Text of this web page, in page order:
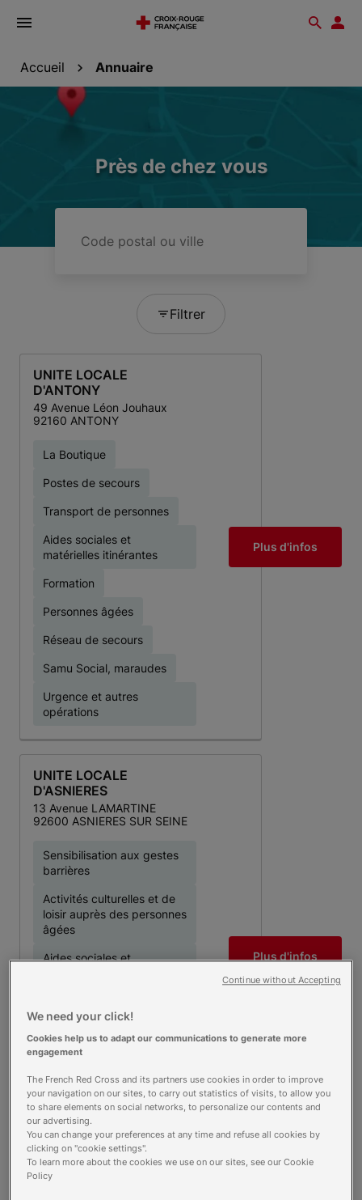
Ouvrir
Accueil Annuaire
Près de chez vous
postal
Filtrer
UNITE LOCALE
D'ANTONY
49 Avenue Léon Jouhaux
92160 ANTONY
La Boutique
Postes de secours
Transport de personnes
Aides sociales et
matérielles itinérantes
Formation
Personnes âgées
Réseau de secours
Samu Social, maraudes
Urgence et autres
opérations
Plus d'infos
UNITE LOCALE
D'ASNIERES
13 Avenue LAMARTINE
92600 ASNIERES SUR SEINE
Sensibilisation aux gestes
barrières
Activités culturelles et de
loisir auprès des personnes
âgées
Aides sociales et
Réseau de secours
Samu Social, maraudes
Urgence et autres
opérations
Plus d'infos
We need your click!
Cookies help us to adapt our communications to generate more
engagement
The French Red Cross and its partners use cookies in order to improve
your navigation on our sites, to carry out statistics of visits, to allow you
to share elements on social networks, to personalize our contents and
our advertising.
You can change your preferences at any time and refuse all cookies by
clicking on "cookie settings".
To learn more about the cookies we use on our sites, see our Cookie
Policy
Continue without Accepting